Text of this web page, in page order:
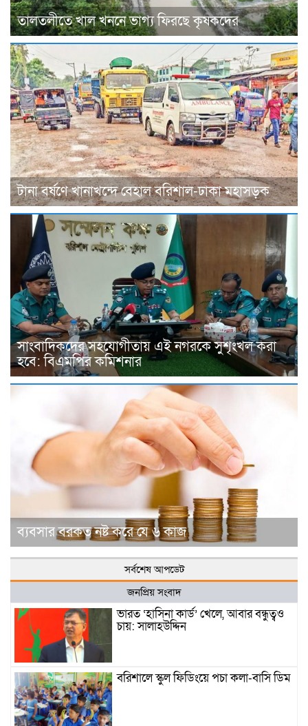
তালতলীতে খাল খননে ভাগ্য ফিরছে কৃষকদের
টানা বর্ষণে খানাখন্দে বেহাল বরিশাল-ঢাকা মহাসড়ক
সাংবাদিকদের সহযোগীতায় এই নগরকে সুশৃংখল করা
হবে: বিএমপির কমিশনার
ব্যবসার বরকত নষ্ট করে যে ৬ কাজ
সর্বশেষ আপডেট
জনপ্রিয় সংবাদ
ভারত ‘হাসিনা কার্ড’ খেলে, আবার বন্ধুত্বও
চায়: সালাহউদ্দিন
বরিশালে স্কুল ফিডিংয়ে পচা কলা-বাসি ডিম